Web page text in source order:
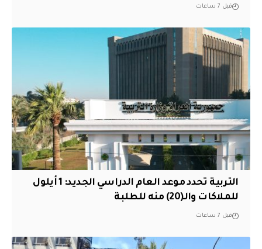
قبل 7 ساعات
التربية تحدد موعد العام الدراسي الجديد: 1 أيلول
للملاكات والـ(20) منه للطلبة
قبل 7 ساعات